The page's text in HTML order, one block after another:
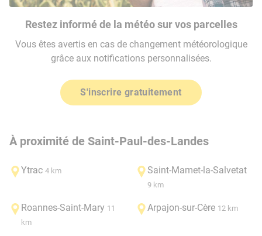
Restez informé de la météo sur vos parcelles
Vous êtes avertis en cas de changement météorologique
grâce aux notifications personnalisées.
S'inscrire gratuitement
À proximité de Saint-Paul-des-Landes
Ytrac 4 km Saint-Mamet-la-Salvetat
9 km
Roannes-Saint-Mary 11
km
Arpajon-sur-Cère 12 km